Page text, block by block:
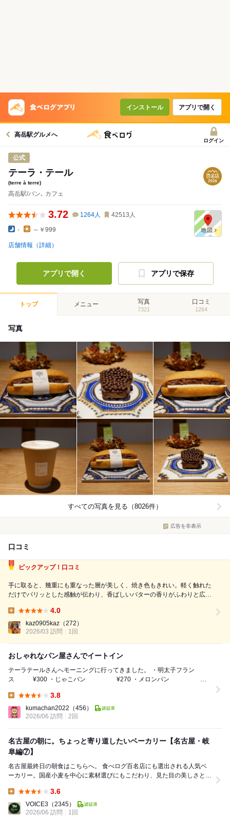
インストール アプリで開く
高岳駅グルメへ
ログイン
公式
テーラ・テール
(terre à terre)
高岳駅/パン､ カフェ
3.72 1264人 42513 人
- ～￥999
店舗情報（詳細）
アプリで開く アプリで保存
トップ メニュー 写真
7321
口コミ
1264
写真
すべての写真を見る（8026件）
広告を非表示
口コミ
ピックアップ！口コミ
手に取ると、幾重にも重なった層が美しく、焼き色もきれい。軽く触れた
だけでパリッとした感触が伝わり、香ばしいバターの香りがふわりと広が
していて、バターのコクがやさしく広がる。重たさはなく、噛むほどに小
麦の風味とバターの香りが重なり...
4.0
kaz0905kaz （272）
2026/03 訪問
1回
おしゃれなパン屋さんでイートイン
テーラテールさんへモーニングに行ってきました。 ・明太子フラン
ス ¥300 ・じゃこパン ¥270 ・メロンパン
3.8
kumachan2022 （456）
2026/06 訪問
2回
名古屋の朝に。ちょっと寄り道したいベーカリー【名古屋・岐
阜編⑦】
名古屋最終日の朝食はこちらへ。 食べログ百名店にも選出される人気ベ
ーカリー。国産小麦を中心に素材選びにもこだわり、見た目の美しさと味
3.6
VOICE3 （2345）
2026/06 訪問
1回